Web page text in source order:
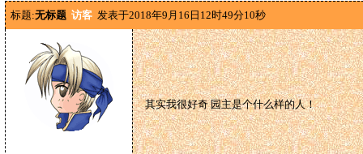
标题:无标题 访客 发表于2018年9月16日12时49分10秒
其实我很好奇 园主是个什么样的人！